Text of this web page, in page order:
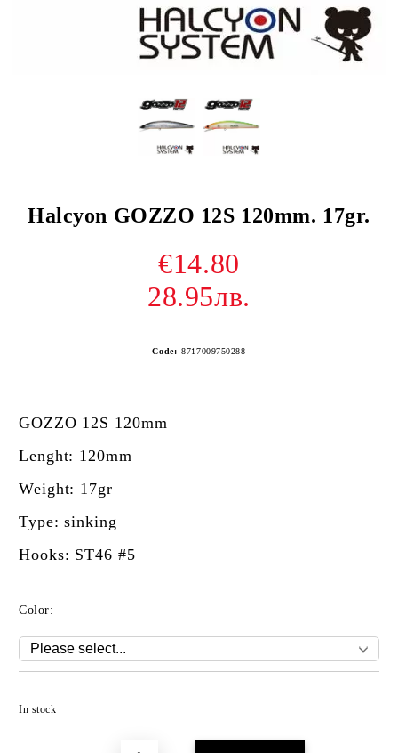
Halcyon GOZZO 12S 120mm. 17gr.
€14.80
28.95лв.
Code: 8717009750288
GOZZO 12S 120mm
Lenght: 120mm
Weight: 17gr
Type: sinking
Hooks: ST46 #5
Color:
In stock